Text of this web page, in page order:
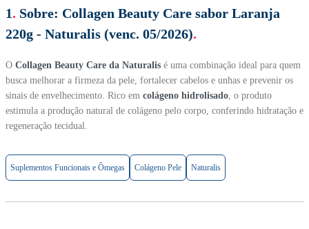
1. Sobre: Collagen Beauty Care sabor Laranja
220g - Naturalis (venc. 05/2026).
O Collagen Beauty Care da Naturalis é uma combinação ideal para quem
busca melhorar a firmeza da pele, fortalecer cabelos e unhas e prevenir os
sinais de envelhecimento. Rico em colágeno hidrolisado , o produto
estimula a produção natural de colágeno pelo corpo, conferindo hidratação e
regeneração tecidual.
Suplementos Funcionais e Ômegas Colágeno Pele Naturalis